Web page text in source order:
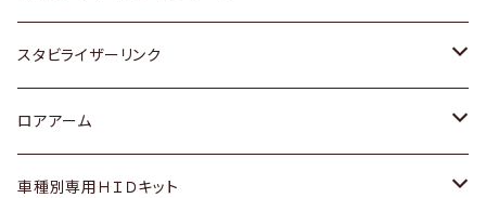
スバル
いすゞ
ダイハツ
マツダ
スズキ
日産
ダイハツ
ホンダ
スズキ
日産
トヨタ
ホンダ
スズキ
スタビライザーリンク
トヨタ
ホンダ
ロアアーム
ホンダ
車種別専用ＨＩＤキット